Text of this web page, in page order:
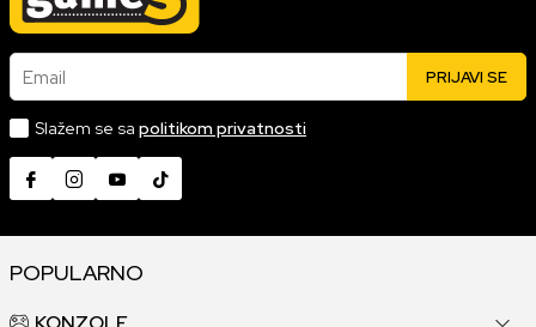
Email PRIJAVI SE
Slažem se sa politikom privatnosti
POPULARNO